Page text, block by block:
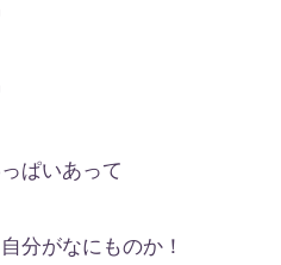
ぱいあって
分がなにものか！